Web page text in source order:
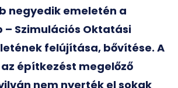
negyedik emeletén a
– Szimulációs Oktatási
felújítása, bővítése. A
építkezést megelőző
nem nyerték el sokak